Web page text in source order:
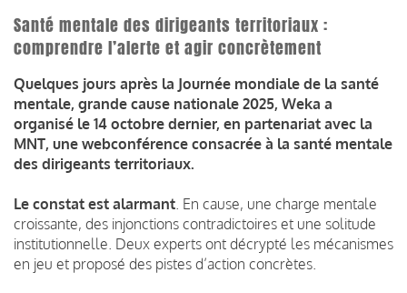
Santé mentale des dirigeants territoriaux :
comprendre l’alerte et agir concrètement
Quelques jours après la Journée mondiale de la santé
mentale, grande cause nationale 2025, Weka a
organisé le 14 octobre dernier, en partenariat avec la
MNT, une webconférence consacrée à la santé mentale
des dirigeants territoriaux.
Le constat est alarmant . En cause, une charge mentale
croissante, des injonctions contradictoires et une solitude
institutionnelle. Deux experts ont décrypté les mécanismes
en jeu et proposé des pistes d’action concrètes.